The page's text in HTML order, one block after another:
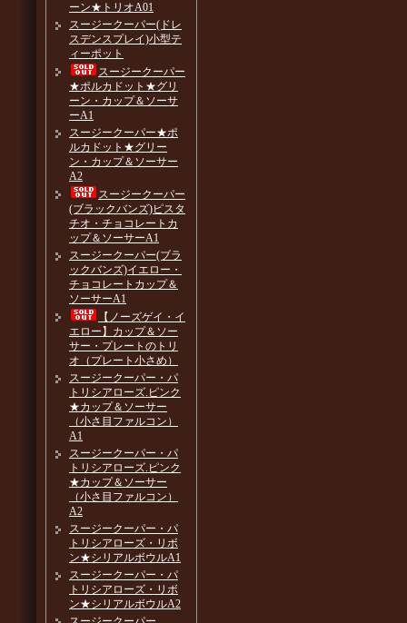
ーン★トリオA01
スージークーパー(ドレ
スデンスプレイ)小型テ
ィーポット
スージークーパー
★ポルカドット★グリ
ーン・カップ＆ソーサ
ーA1
スージークーパー★ポ
ルカドット★グリー
ン・カップ＆ソーサー
A2
スージークーパー
(ブラックバンズ)ピスタ
チオ・チョコレートカ
ップ＆ソーサーA1
スージークーパー(ブラ
ックバンズ)イエロー・
チョコレートカップ＆
ソーサーA1
【ノーズゲイ・イ
エロー】カップ＆ソー
サー・プレートのトリ
オ（プレート小さめ）
スージークーパー・パ
トリシアローズ.ピンク
★カップ＆ソーサー
（小さ目ファルコン）
A1
スージークーパー・パ
トリシアローズ.ピンク
★カップ＆ソーサー
（小さ目ファルコン）
A2
スージークーパー・パ
トリシアローズ・リボ
ン★シリアルボウルA1
スージークーパー・パ
トリシアローズ・リボ
ン★シリアルボウルA2